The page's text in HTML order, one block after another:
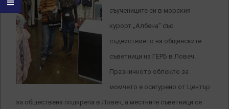
съучениците си в морския
курорт „Албена” със
съдействието на общинските
съветници на ГЕРБ в Ловеч.
Празничното облекло за
момчето е осигурено от Център
за обществена подкрепа в Ловеч, а местните съветници се